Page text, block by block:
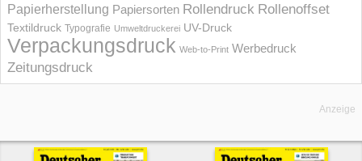
Papierherstellung Papiersorten Rollendruck Rollenoffset
Textildruck Typografie Umweltdruckerei UV-Druck
Verpackungsdruck Web-to-Print Werbedruck
Zeitungsdruck
Anzeige